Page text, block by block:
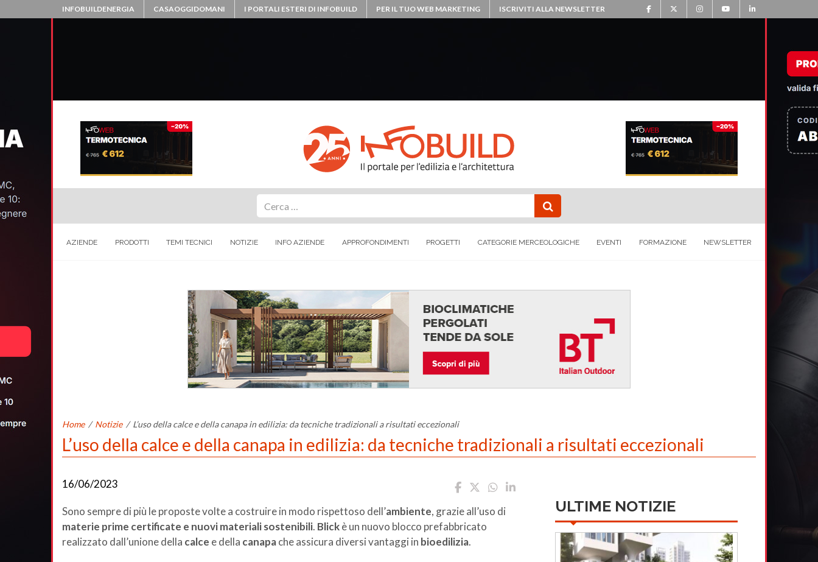
INFOBUILDENERGIA CASAOGGIDOMANI I PORTALI ESTERI DI INFOBUILD PER IL TUO WEB MARKETING ISCRIVITI ALLA NEWSLETTER
AZIENDE PRODOTTI TEMI TECNICI NOTIZIE INFO AZIENDE APPROFONDIMENTI PROGETTI CATEGORIE MERCEOLOGICHE EVENTI FORMAZIONE NEWSLETTER
Home / Notizie / L’uso della calce e della canapa in edilizia: da tecniche tradizionali a risultati eccezionali
L’uso della calce e della canapa in edilizia: da tecniche tradizionali a risultati eccezionali
16/06/2023
Sono sempre di più le proposte volte a costruire in modo rispettoso dell’ambiente, grazie all’uso di
materie prime certificate e nuovi materiali sostenibili. Blickè un nuovo blocco prefabbricato
realizzato dall’unione della calce e della canapache assicura diversi vantaggi in bioedilizia.
ULTIME NOTIZIE